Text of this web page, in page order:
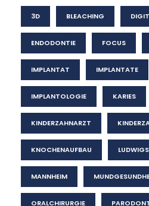
3D BLEACHING
ENDODONTIE FOCUS
IMPLANTAT IMPLANTATE
IMPLANTOLOGIE KARIES
KINDERZAHNARZT
KNOCHENAUFBAU
MANNHEIM
ORALCHIRURGIE